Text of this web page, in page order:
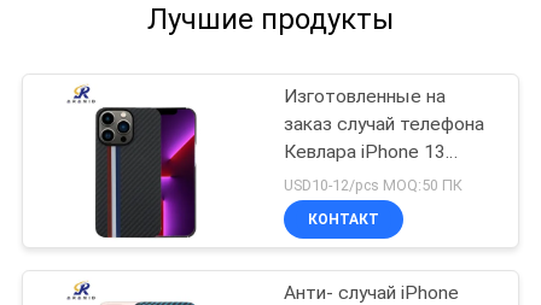
Лучшие продукты
Изготовленные на
заказ случай телефона
Кевлара iPhone 13
логотипа
минималистские Pro
USD10-12/pcs MOQ:50 ПК
КОНТАКТ
Анти- случай iPhone